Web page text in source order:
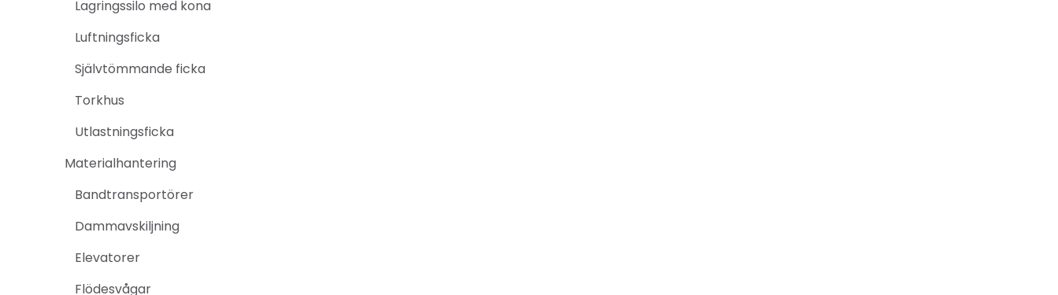
Lagringssilo med kona
Luftningsficka
Självtömmande ficka
Torkhus
Utlastningsficka
Materialhantering
Bandtransportörer
Dammavskiljning
Elevatorer
Flödesvågar